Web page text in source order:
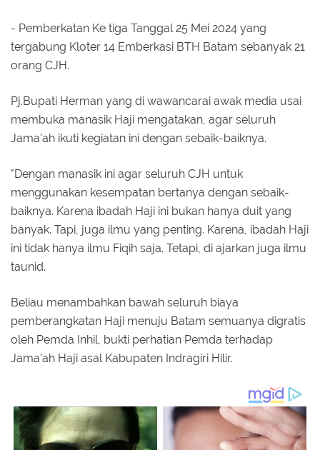
- Pemberkatan Ke tiga Tanggal 25 Mei 2024 yang
tergabung Kloter 14 Emberkasi BTH Batam sebanyak 21
orang CJH.
Pj.Bupati Herman yang di wawancarai awak media usai
membuka manasik Haji mengatakan, agar seluruh
Jama'ah ikuti kegiatan ini dengan sebaik-baiknya.
"Dengan manasik ini agar seluruh CJH untuk
menggunakan kesempatan bertanya dengan sebaik-
baiknya. Karena ibadah Haji ini bukan hanya duit yang
banyak. Tapi, juga ilmu yang penting. Karena, ibadah Haji
ini tidak hanya ilmu Fiqih saja. Tetapi, di ajarkan juga ilmu
taunid.
Beliau menambahkan bawah seluruh biaya
pemberangkatan Haji menuju Batam semuanya digratis
oleh Pemda Inhil, bukti perhatian Pemda terhadap
Jama'ah Haji asal Kabupaten Indragiri Hilir.